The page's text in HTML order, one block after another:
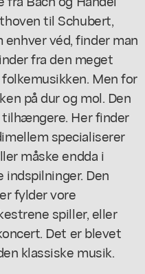
til Schubert,
enhver véd, finder man
fra den meget
Men for
på dur og mol. Den
tilhængere. Her finder
specialiserer
måske endda i
Den
fylder vore
spiller, eller
Det er blevet
klassiske musik.